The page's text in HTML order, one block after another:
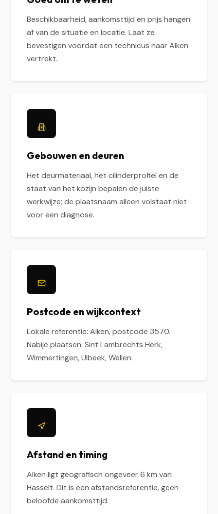
Beschikbaarheid, aankomsttijd en prijs hangen
af van de situatie en locatie. Laat ze
bevestigen voordat een technicus naar Alken
vertrekt.
Gebouwen en deuren
Het deurmateriaal, het cilinderprofiel en de
staat van het kozijn bepalen de juiste
werkwijze; de plaatsnaam alleen volstaat niet
voor een diagnose.
Postcode en wijkcontext
Lokale referentie: Alken, postcode 3570.
Nabije plaatsen: Sint Lambrechts Herk,
Wimmertingen, Ulbeek, Wellen.
Afstand en timing
Alken ligt geografisch ongeveer 6 km van
Hasselt. Dit is een afstandsreferentie, geen
beloofde aankomsttijd.